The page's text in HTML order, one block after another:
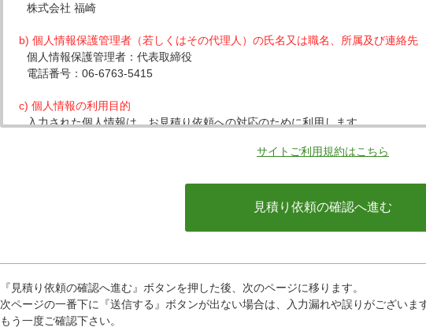
株式会社 福崎
b) 個人情報保護管理者（若しくはその代理人）の氏名又は職名、所属及び連絡先
個人情報保護管理者：代表取締役
電話番号：06-6763-5415
c) 個人情報の利用目的
入力された個人情報は、お見積り依頼への対応のために利用します。
・クレジットカード会社への情報提供
当社がお客様から収集した以下の個人情報等は、カード発行会社が行う不正利
ことができないため、以下の個人情報保護措置に関する情報を把握して、ご提供
・提供先が所在する外国の名称
・当該国の個人情報保護に関する情報
サイトご利用規約はこちら
『見積り依頼の確認へ進む』ボタンを押した後、次のページに移ります。
次ページの一番下に『送信する』ボタンが出ない場合は、入力漏れや誤りがございます
もう一度ご確認下さい。